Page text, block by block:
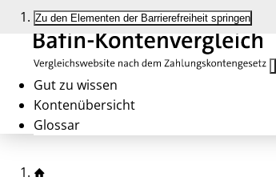
Zu den Elementen der Barrierefreiheit springen
Gut zu wissen
Kontenübersicht
Glossar